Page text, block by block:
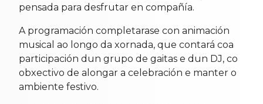
pensada para desfrutar en compañía.
A programación completarase con animación
musical ao longo da xornada, que contará coa
participación dun grupo de gaitas e dun DJ, co
obxectivo de alongar a celebración e manter o
ambiente festivo.